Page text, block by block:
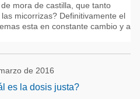
mora de castilla, que tanto
micorrizas? Definitivamente el
esta en constante cambio y a
de 2016
es la dosis justa?